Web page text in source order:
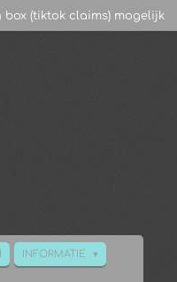
box (tiktok claims) mogelijk
INFORMATIE